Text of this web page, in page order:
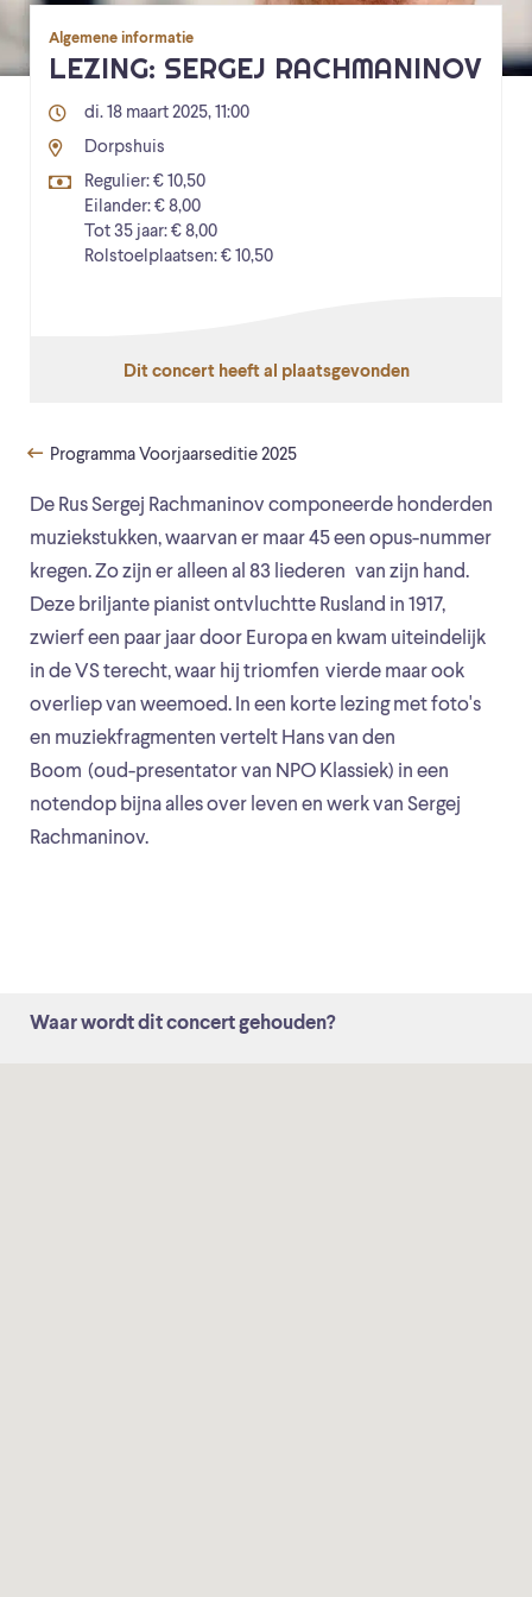
De Rus Sergej Rachmaninov componeerde honderden
muziekstukken, waarvan er maar 45 een opus-nummer
kregen. Zo zijn er alleen al 83 liederen van zijn hand.
Deze briljante pianist ontvluchtte Rusland in 1917,
zwierf een paar jaar door Europa en kwam uiteindelijk
in de VS terecht, waar hij triomfen vierde maar ook
overliep van weemoed. In een korte lezing met foto's
en muziekfragmenten vertelt Hans van den
Boom (oud-presentator van NPO Klassiek) in een
notendop bijna alles over leven en werk van Sergej
Rachmaninov.
Algemene informatie
LEZING: SERGEJ RACHMANINOV
di. 18 maart 2025, 11:00
Dorpshuis
Regulier: € 10,50
Eilander: € 8,00
Tot 35 jaar: € 8,00
Rolstoelplaatsen: € 10,50
Dit concert heeft al plaatsgevonden
Programma Voorjaarseditie 2025
Waar wordt dit concert gehouden?